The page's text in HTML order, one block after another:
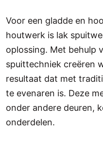
Voor een gladde en
houtwerk is lak
oplossing. Met behulp
spuittechniek creëren
resultaat dat met
te evenaren is. Deze
onder andere deuren,
onderdelen.